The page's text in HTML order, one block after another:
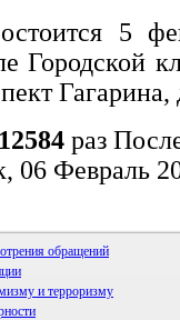
5
Городской
Гагарина,
раз
06 Февраль
обращений
и терроризму